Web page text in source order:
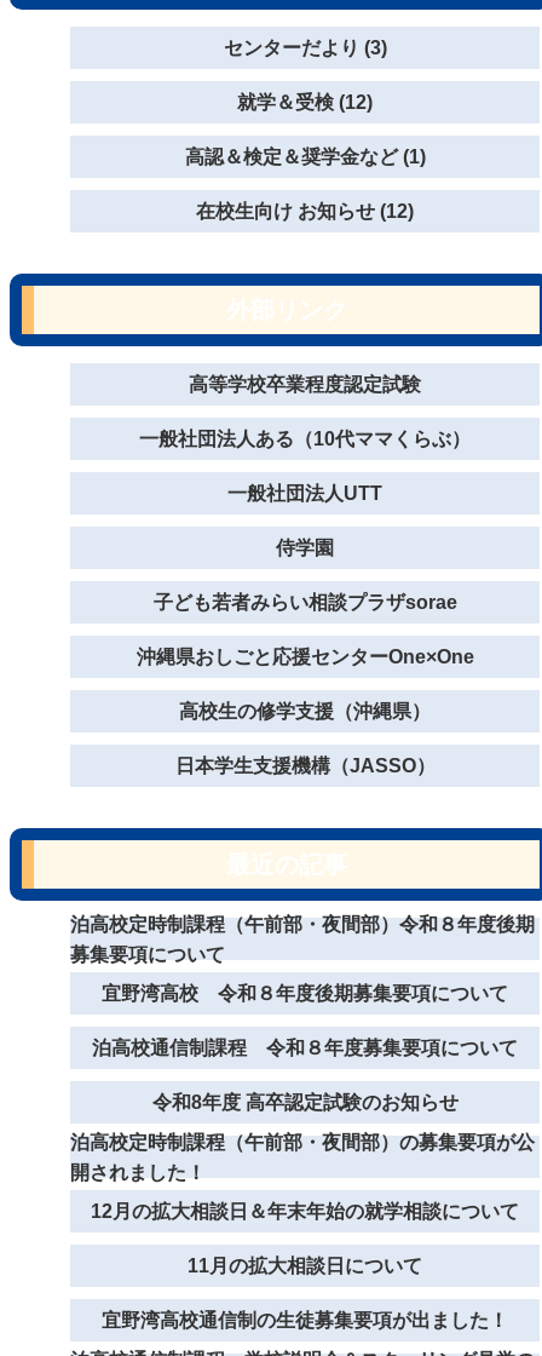
センターだより (3)
就学＆受検 (12)
高認＆検定＆奨学金など (1)
在校生向け お知らせ (12)
高等学校卒業程度認定試験
一般社団法人ある（10代ママくらぶ）
一般社団法人UTT
侍学園
子ども若者みらい相談プラザsorae
沖縄県おしごと応援センターOne×One
高校生の修学支援（沖縄県）
日本学生支援機構（JASSO）
泊高校定時制課程（午前部・夜間部）令和８年度後期
募集要項について
宜野湾高校 令和８年度後期募集要項について
泊高校通信制課程 令和８年度募集要項について
令和8年度 高卒認定試験のお知らせ
泊高校定時制課程（午前部・夜間部）の募集要項が公
開されました！
12月の拡大相談日＆年末年始の就学相談について
11月の拡大相談日について
宜野湾高校通信制の生徒募集要項が出ました！